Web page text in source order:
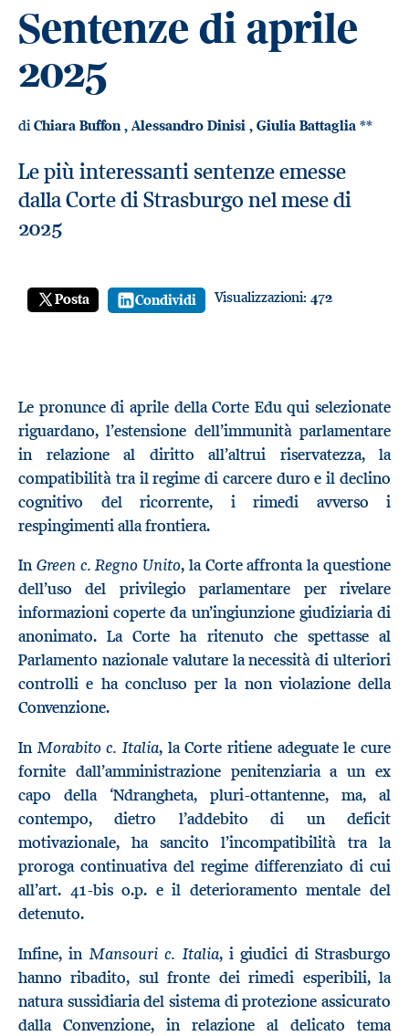
Sentenze di aprile
2025
diChiara Buffon, Alessandro Dinisi , Giulia Battaglia **
Le più interessanti sentenze emesse
dalla Corte di Strasburgo nel mese di
2025
Posta Condividi Visualizzazioni: 472
Le pronunce di aprile della Corte Edu qui selezionate
riguardano, l’estensione dell’immunità parlamentare
in relazione al diritto all’altrui riservatezza, la
compatibilità tra il regime di carcere duro e il declino
cognitivo del ricorrente, i rimedi avverso i
respingimenti alla frontiera.
InGreen c. Regno Unito, la Corte affronta la questione
dell’uso del privilegio parlamentare per rivelare
informazioni coperte da un’ingiunzione giudiziaria di
anonimato. La Corte ha ritenuto che spettasse al
Parlamento nazionale valutare la necessità di ulteriori
controlli e ha concluso per la non violazione della
Convenzione.
In Morabito c. Italia, la Corte ritiene adeguate le cure
fornite dall’amministrazione penitenziaria a un ex
capo della ‘Ndrangheta, pluri-ottantenne, ma, al
contempo, dietro l’addebito di un deficit
motivazionale, ha sancito l’incompatibilità tra la
proroga continuativa del regime differenziato di cui
all’art. 41-bis o.p. e il deterioramento mentale del
detenuto.
Infine, in Mansouri c. Italia, i giudici di Strasburgo
hanno ribadito, sul fronte dei rimedi esperibili, la
natura sussidiaria del sistema di protezione assicurato
dalla Convenzione, in relazione al delicato tema